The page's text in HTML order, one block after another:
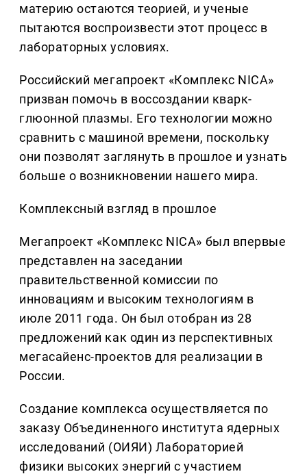
материю остаются теорией, и ученые
пытаются воспроизвести этот процесс в
лабораторных условиях.
Российский мегапроект «Комплекс NICA»
призван помочь в воссоздании кварк-
глюонной плазмы. Его технологии можно
сравнить с машиной времени, поскольку
они позволят заглянуть в прошлое и узнать
больше о возникновении нашего мира.
Комплексный взгляд в прошлое
Мегапроект «Комплекс NICA» был впервые
представлен на заседании
правительственной комиссии по
инновациям и высоким технологиям в
июле 2011 года. Он был отобран из 28
предложений как один из перспективных
мегасайенс-проектов для реализации в
России.
Создание комплекса осуществляется по
заказу Объединенного института ядерных
исследований (ОИЯИ) Лабораторией
физики высоких энергий с участием